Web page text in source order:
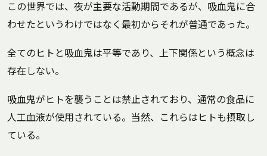
この世界では、夜が主要な活動期間であるが、吸血鬼に合
わせたというわけではなく最初からそれが普通であった。
全てのヒトと吸血鬼は平等であり、上下関係という概念は
存在しない。
吸血鬼がヒトを襲うことは禁止されており、通常の食品に
人工血液が使用されている。当然、これらはヒトも摂取し
ている。